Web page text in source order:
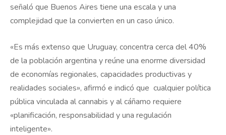
señaló que Buenos Aires tiene una escala y una
complejidad que la convierten en un caso único.
«Es más extenso que Uruguay, concentra cerca del 40%
de la población argentina y reúne una enorme diversidad
de economías regionales, capacidades productivas y
realidades sociales», afirmó e indicó que cualquier política
pública vinculada al cannabis y al cáñamo requiere
«planificación, responsabilidad y una regulación
inteligente».